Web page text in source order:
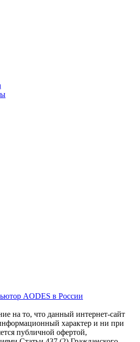
AODES в России
на то, что данный интернет-сайт
характер и ни при
публичной офертой,